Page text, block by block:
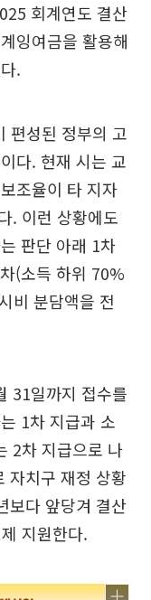
회계연도 결산
잉여금을 활용해
.
편성된 정부의 고
다. 현재 시는 교
조율이 타 지자
. 이런 상황에도
판단 아래 1차
(소득 하위 70%
비 분담액을 전
31일까지 접수를
1차 지급과 소
2차 지급으로 나
자치구 재정 상황
보다 앞당겨 결산
지원한다.